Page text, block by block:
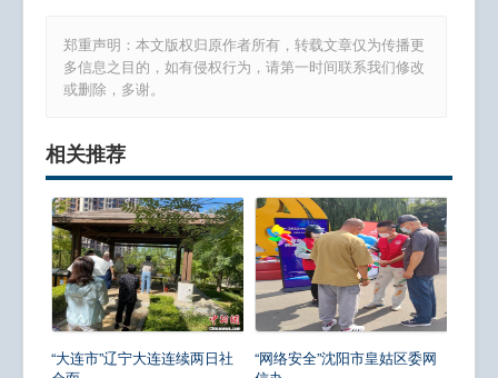
郑重声明：本文版权归原作者所有，转载文章仅为传播更
多信息之目的，如有侵权行为，请第一时间联系我们修改
或删除，多谢。
相关推荐
“大连市”辽宁大连连续两日社
“网络安全”沈阳市皇姑区委网